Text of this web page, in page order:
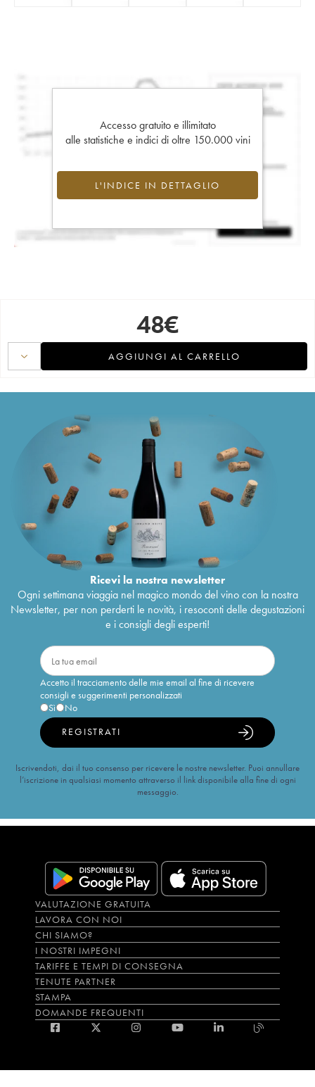
Accesso gratuito e illimitato
alle statistiche e indici di oltre 150.000 vini
L'INDICE IN DETTAGLIO
48€
AGGIUNGI AL CARRELLO
Ricevi la nostra newsletter
Ogni settimana viaggia nel magico mondo del vino con la nostra
Newsletter, per non perderti le novità, i resoconti delle degustazioni
e i consigli degli esperti!
Accetto il tracciamento delle mie email al fine di ricevere
consigli e suggerimenti personalizzati
Sì
No
REGISTRATI
Iscrivendoti, dai il tuo consenso per ricevere le nostre newsletter. Puoi annullare
l’iscrizione in qualsiasi momento attraverso il link disponibile alla fine di ogni
messaggio.
VALUTAZIONE GRATUITA
LAVORA CON NOI
CHI SIAMO?
I NOSTRI IMPEGNI
TARIFFE E TEMPI DI CONSEGNA
TENUTE PARTNER
STAMPA
DOMANDE FREQUENTI